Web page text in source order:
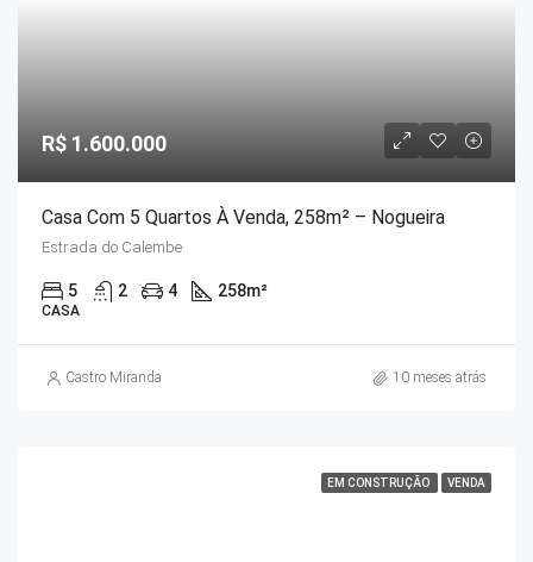
R$ 1.600.000
Casa Com 5 Quartos À Venda, 258m² – Nogueira
Estrada do Calembe
5 2 4 258m²
CASA
Castro Miranda 10 meses atrás
EM CONSTRUÇÃO VENDA